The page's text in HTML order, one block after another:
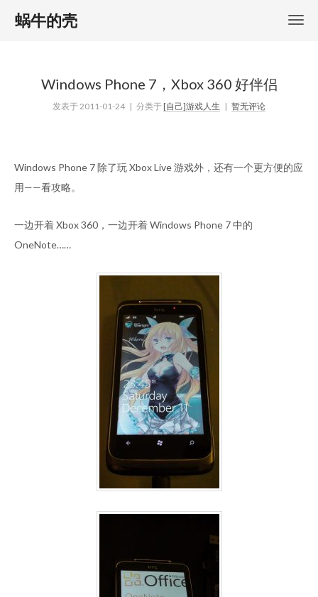
蜗牛的壳
Windows Phone 7，Xbox 360 好伴侣
发表于2011-01-24 | 分类于[自己]游戏人生 | 暂无评论
Windows Phone 7 除了玩 Xbox Live 游戏外，还有一个更方便的应
用——看攻略。
一边开着 Xbox 360，一边开着 Windows Phone 7 中的
OneNote……